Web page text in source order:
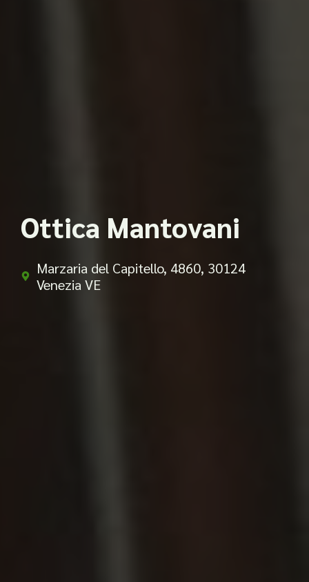
Ottica Mantovani
Marzaria del Capitello, 4860, 30124
Venezia VE